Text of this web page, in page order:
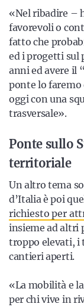
«Nel ribadire –
favorevoli o
fatto che
ed i progetti sul
anni ed avere il
ponte lo
oggi con una
trasversale».
Ponte sullo
territoriale
Un altro tema
d’Italia è poi
richiesto per
insieme ad altri
troppo elevati, i
cantieri aperti.
«La mobilità e
per chi vive in